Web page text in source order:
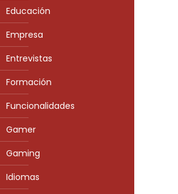
Educación
Empresa
Entrevistas
Formación
Funcionalidades
Gamer
Gaming
Idiomas